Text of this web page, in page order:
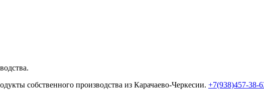
собственного производства из Карачаево-Черкесии. +7(938)457-38-